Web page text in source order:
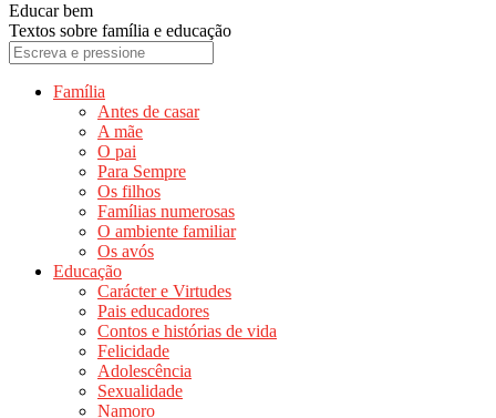
Educar bem
Textos sobre família e educação
Família
Antes de casar
A mãe
O pai
Para Sempre
Os filhos
Famílias numerosas
O ambiente familiar
Os avós
Educação
Carácter e Virtudes
Pais educadores
Contos e histórias de vida
Felicidade
Adolescência
Sexualidade
Namoro